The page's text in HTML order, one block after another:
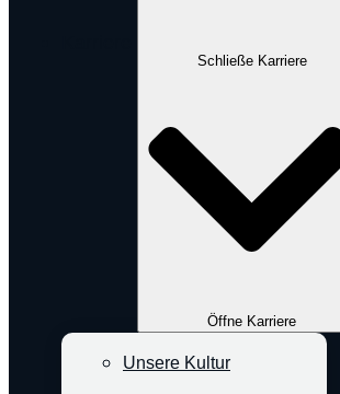
Schließe Karriere
Öffne Karriere
Unsere Kultur